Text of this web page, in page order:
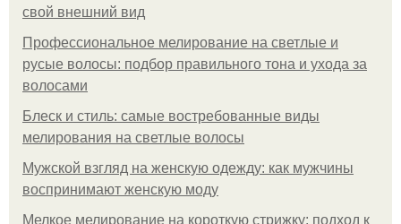
свой внешний вид
Профессиональное мелирование на светлые и
русые волосы: подбор правильного тона и ухода за
волосами
Блеск и стиль: самые востребованные виды
мелирования на светлые волосы
Мужской взгляд на женскую одежду: как мужчины
воспринимают женскую моду
Мелкое мелирование на короткую стрижку: подход к